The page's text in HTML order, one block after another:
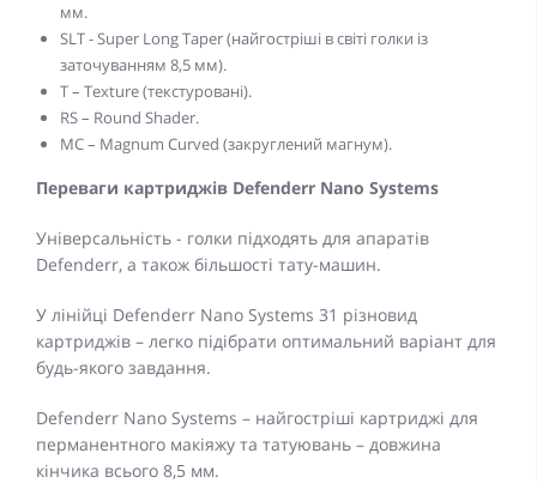
мм.
SLT - Super Long Taper (найгостріші в світі голки із
заточуванням 8,5 мм).
T – Texture (текстуровані).
RS – Round Shader.
MC – Magnum Curved (закруглений магнум).
Переваги картриджів Defenderr Nano Systems
Універсальність - голки підходять для апаратів
Defenderr, а також більшості тату-машин.
У лінійці Defenderr Nano Systems 31 різновид
картриджів – легко підібрати оптимальний варіант для
будь-якого завдання.
Defenderr Nano Systems – найгостріші картриджі для
перманентного макіяжу та татуювань – довжина
кінчика всього 8,5 мм.